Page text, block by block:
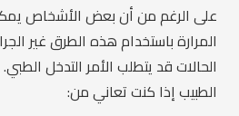
على الرغم من أن بعض الأشخاص
المرارة باستخدام هذه الطرق غير
الحالات قد يتطلب الأمر التدخل
الطبيب إذا كنت تعاني من: